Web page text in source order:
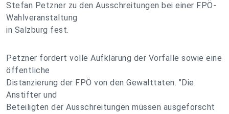
Stefan Petzner zu den Ausschreitungen bei einer FPÖ-
Wahlveranstaltung
in Salzburg fest.
Petzner fordert volle Aufklärung der Vorfälle sowie eine
öffentliche
Distanzierung der FPÖ von den Gewalttaten. "Die
Anstifter und
Beteiligten der Ausschreitungen müssen ausgeforscht